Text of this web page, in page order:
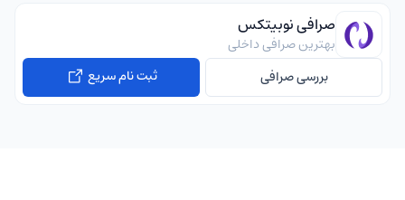
صرافی نوبیتکس
بهترین صرافی داخلی
بررسی صرافی
ثبت نام سریع